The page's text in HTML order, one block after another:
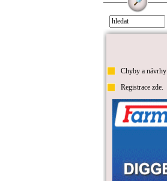
Chyby a návrhy
Registrace zde.